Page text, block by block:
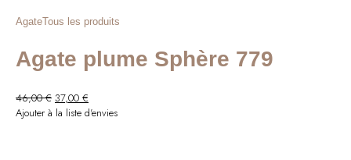
AgateTous les produits
Agate plume Sphère 779
46,00€ Le
prix
37,00 €
prix
Ajouter à la liste d'envies